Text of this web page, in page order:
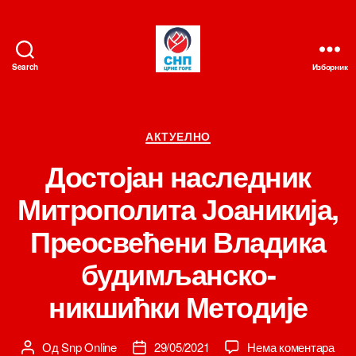
Search Изборник
Категорије
АКТУЕЛНО
Достојан наследник
Митрополита Јоаникија,
Преосвећени Владика
будимљанско-
никшићки Методије
Аутор
ОдSnp Online
Датум29/05/2021 Нема коментарана